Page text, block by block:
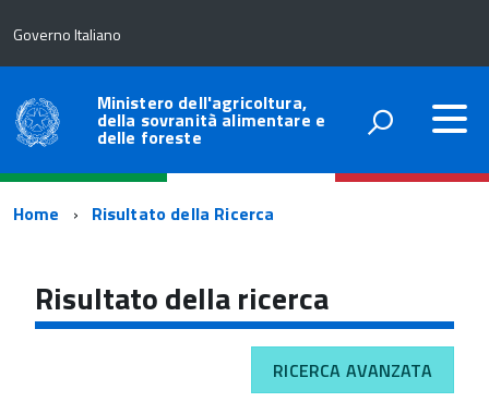
Governo Italiano
Ministero dell'agricoltura,
della sovranità alimentare e
delle foreste
Percorso
navigazione
Home Risultato della Ricerca
Risultato della ricerca
RICERCA AVANZATA